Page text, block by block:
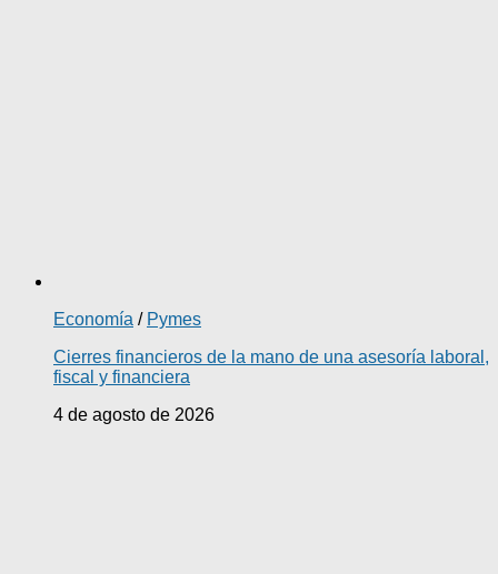
Economía / Pymes
Cierres financieros de la mano de una asesoría laboral,
fiscal y financiera
4 de agosto de 2026